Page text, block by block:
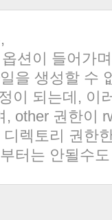
션이 들어가
을 생성할 수
이 되는데, 이
, other 권한이
렉토리 권한
터는 안될수